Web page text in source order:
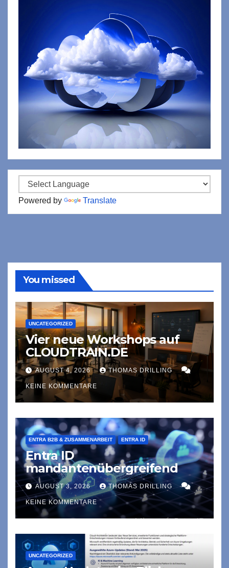
Powered by Translate
You missed
UNCATEGORIZED
Vier neue Workshops auf
CLOUDTRAIN.DE
AUGUST 4, 2026 THOMAS DRILLING
KEINE KOMMENTARE
ENTRA B2B & ZUSAMMENARBEIT ENTRA ID
Entra ID
mandantenübergreifend
AUGUST 3, 2026 THOMAS DRILLING
KEINE KOMMENTARE
UNCATEGORIZED